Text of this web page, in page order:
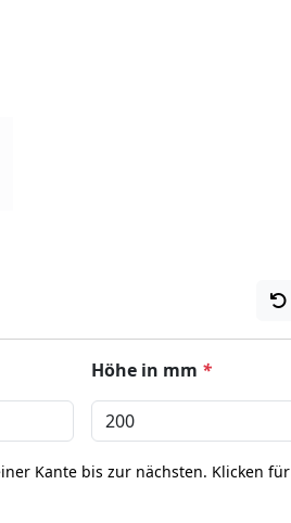
Höhe in mm *
Kante bis zur nächsten. Klicken für